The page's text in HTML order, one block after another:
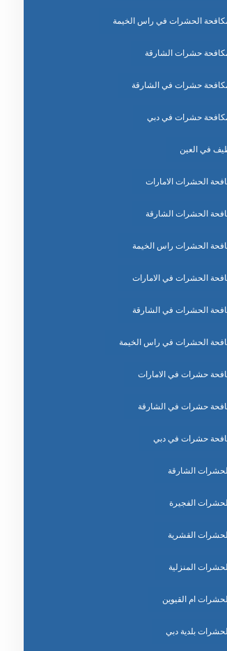
الحشرات في راس الخيمة
حشرات الشارقة
حشرات في الشارقة
حشرات في دبي
في العين
الحشرات الامارات
الحشرات الشارقة
الحشرات راس الخيمة
الحشرات في الامارات
الحشرات في الشارقة
الحشرات في راس الخيمة
حشرات في الامارات
حشرات في الشارقة
حشرات في دبي
الشارقة
الفجيرة
القشرية
المنزلية
ام القيوين
بلدية دبي